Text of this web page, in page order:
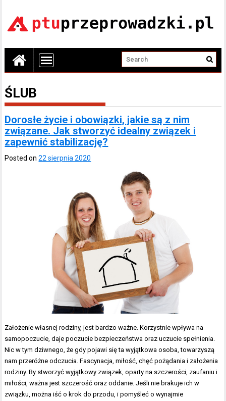
ŚLUB
Dorosłe życie i obowiązki, jakie są z nim
związane. Jak stworzyć idealny związek i
zapewnić stabilizację?
Posted on22 sierpnia 2020
Założenie własnej rodziny, jest bardzo ważne. Korzystnie wpływa na
samopoczucie, daje poczucie bezpieczeństwa oraz uczucie spełnienia.
Nic w tym dziwnego, że gdy pojawi się ta wyjątkowa osoba, towarzyszą
nam przeróżne odczucia. Fascynacja, miłość, chęć pożądania i założenia
rodziny. By stworzyć wyjątkowy związek, oparty na szczerości, zaufaniu i
miłości, ważna jest szczerość oraz oddanie. Jeśli nie brakuje ich w
związku, można iść o krok do przodu, i pomyśleć o wynajmie